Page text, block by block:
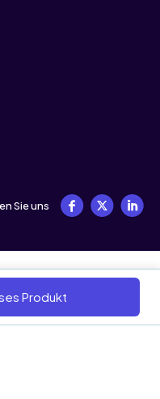
Sie uns
Datenschutz
Produkt